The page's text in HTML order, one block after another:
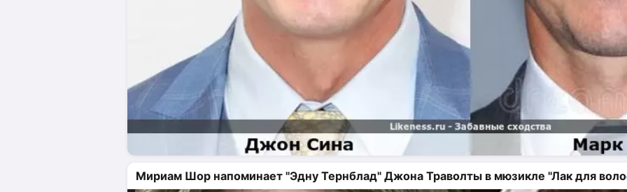
Мириам Шор напоминает "Эдну Тернблад" Джона Траволты в мюзикле "Лак для